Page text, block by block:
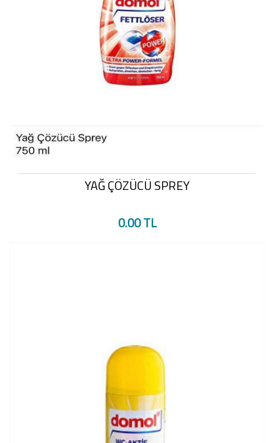
YAĞ ÇÖZÜCÜ SPREY
0.00 TL